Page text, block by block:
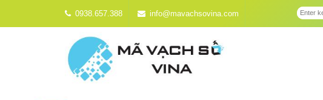
0938.657.388 info@mavachsovina.com